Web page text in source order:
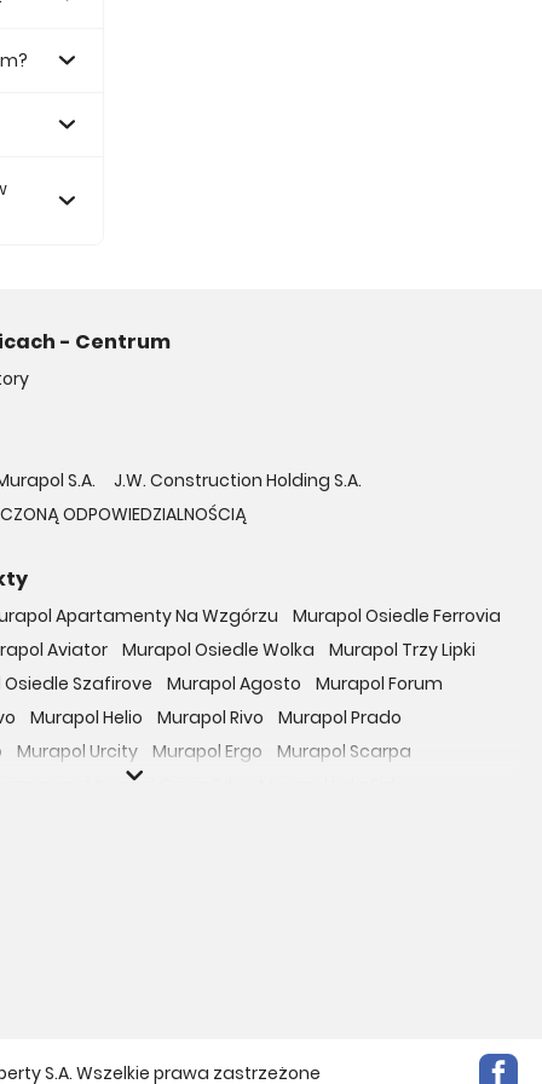
- Centrum
S.A.
J.W. Construction Holding S.A.
ODPOWIEDZIALNOŚCIĄ
Apartamenty Na Wzgórzu
Murapol Osiedle Ferrovia
Aviator Murapol Osiedle Wolka
Murapol Trzy Lipki
Szafirove Murapol Agosto
Murapol Forum
Murapol Helio Murapol Rivo
Murapol Prado
Murapol Urcity Murapol Ergo
Murapol Scarpa
Murapol GreenCity
S.A. Wszelkie prawa zastrzeżone